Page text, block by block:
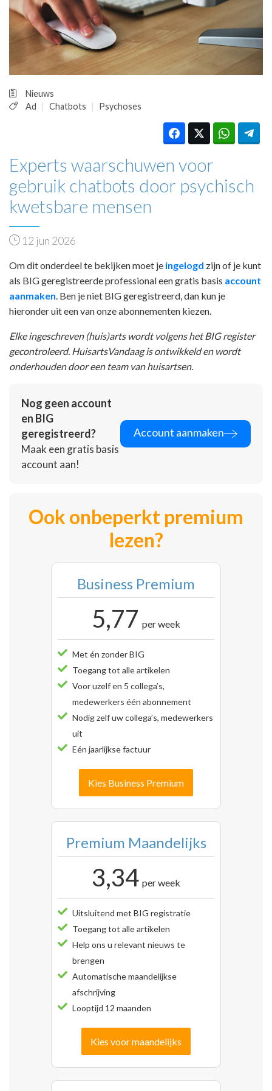
PRAKTIJKZAKEN
TARIEVEN
VPHUISARTSEN
MEDISCHE VAKHANDEL
REGISTRATIE
Nieuws
Ad
Chatbots Psychoses
Experts waarschuwen voor
gebruik chatbots door psychisch
kwetsbare mensen
12 jun 2026
Om dit onderdeel te bekijken moet je ingelogd zijn of je kunt
als BIG geregistreerde professional een gratis basis account
aanmaken . Ben je niet BIG geregistreerd, dan kun je
hieronder uit een van onze abonnementen kiezen.
Elke ingeschreven (huis)arts wordt volgens het BIG register
gecontroleerd. HuisartsVandaag is ontwikkeld en wordt
onderhouden door een team van huisartsen.
Nog geen account
en BIG
geregistreerd?
Maak een gratis basis
account aan!
Account aanmaken
Ook onbeperkt premium
lezen?
Business Premium
5,77 per week
Met én zonder BIG
Toegang tot alle artikelen
Voor uzelf en 5 collega’s,
medewerkers één abonnement
Nodig zelf uw collega’s, medewerkers
uit
Eén jaarlijkse factuur
Kies Business Premium
Premium Maandelijks
3,34 per week
Uitsluitend met BIG registratie
Toegang tot alle artikelen
Help ons u relevant nieuws te
brengen
Automatische maandelijkse
afschrijving
Looptijd 12 maanden
Kies voor maandelijks